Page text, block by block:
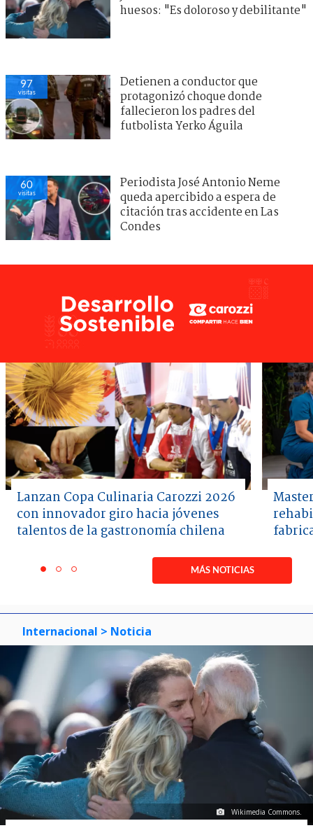
huesos: "Es doloroso y debilitante"
97
visitas
Detienen a conductor que
protagonizó choque donde
fallecieron los padres del
futbolista Yerko Águila
60
visitas
Periodista José Antonio Neme
queda apercibido a espera de
citación tras accidente en Las
Condes
Lanzan Copa Culinaria Carozzi 2026
con innovador giro hacia jóvenes
talentos de la gastronomía chilena
itemitemitem
MÁS NOTICIAS
Internacional > Noticia
Wikimedia Commons.